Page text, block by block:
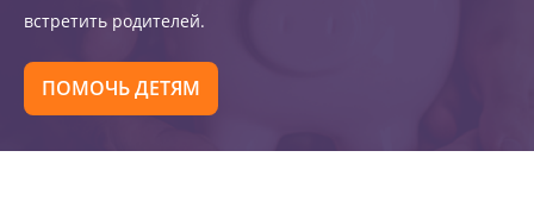
встретить родителей.
ПОМОЧЬ ДЕТЯМ